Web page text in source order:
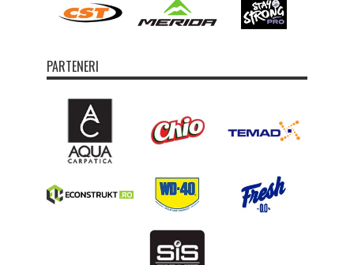
PARTENERI